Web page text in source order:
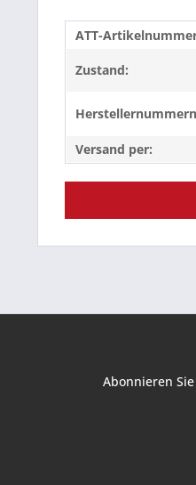
ATT-
Zustand:
Versand per:
Abonnieren